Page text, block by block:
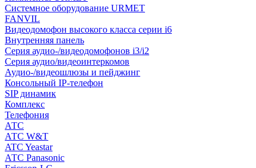
Системное оборудование URMET
FANVIL
Видеодомофон высокого класса серии i6
Внутренняя панель
Серия аудио-/видеодомофонов i3/i2
Серия аудио/видеоинтеркомов
Аудио-/видеошлюзы и пейджинг
Консольный IP-телефон
SIP динамик
Комплекс
Телефония
АТС
АТС W&T
ATC Yeastar
АТС Panasonic